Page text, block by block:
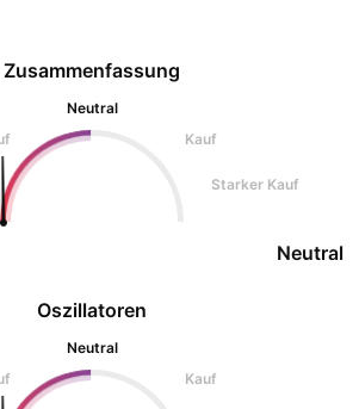
Oszillatoren
Neutral
Kauf
Zusammenfassung
Neutral
Kauf
Starker Kauf
Neutral